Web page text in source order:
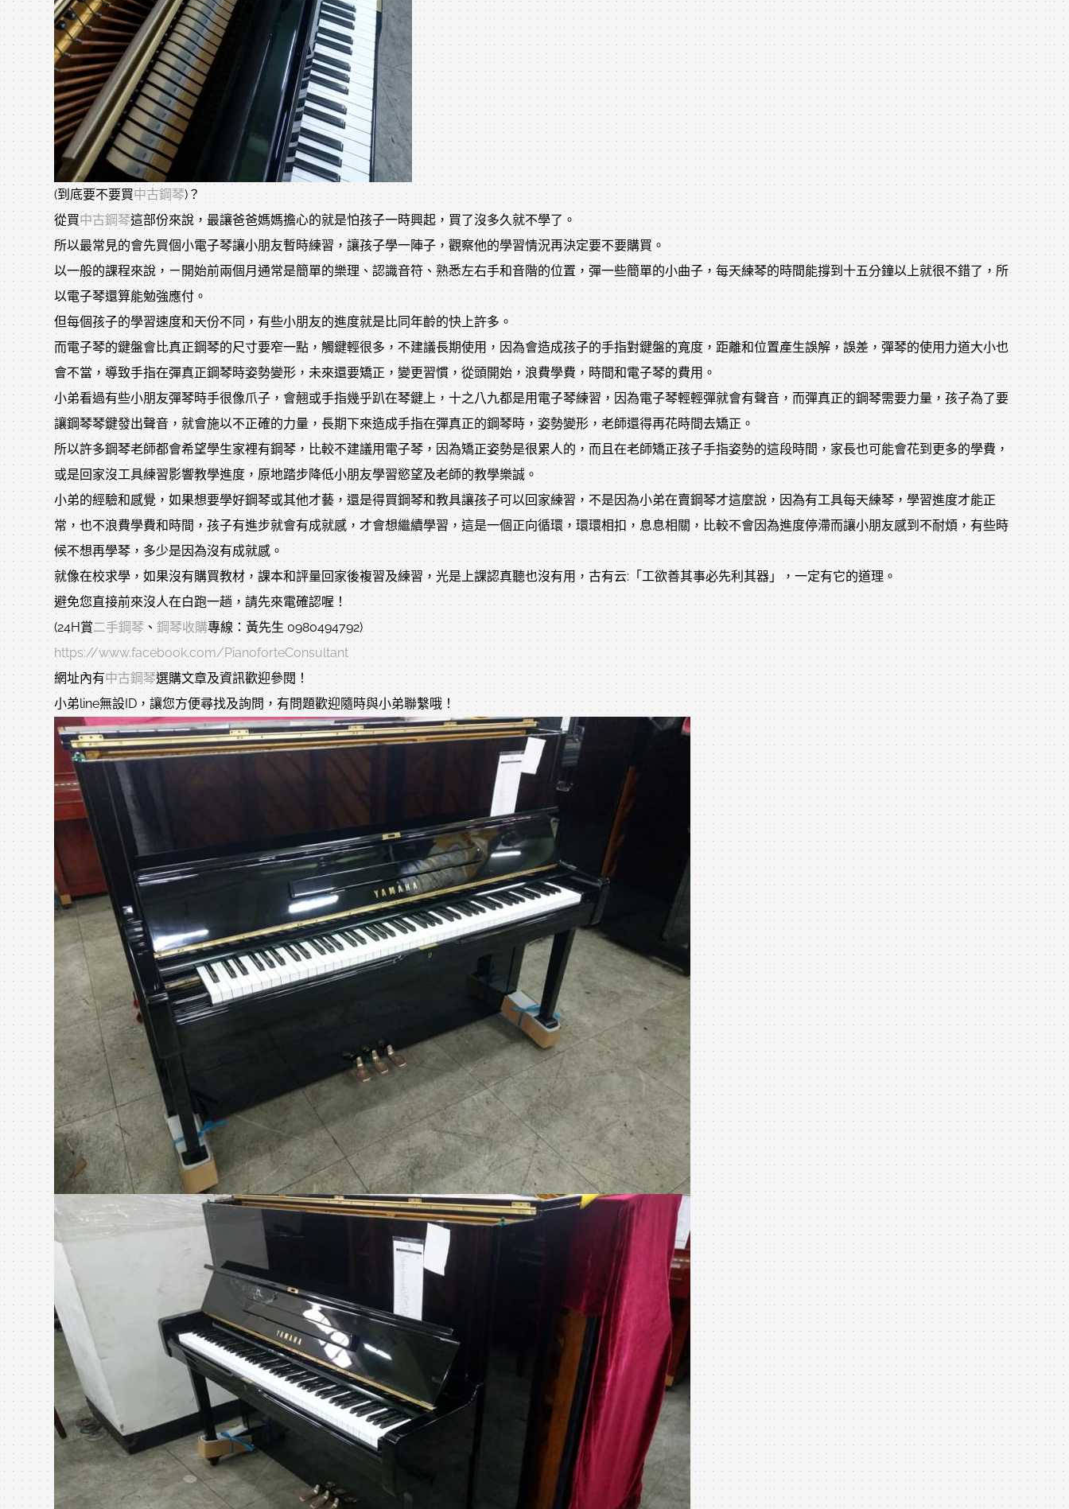
(到底要不要買中古鋼琴)？
從買中古鋼琴這部份來說，最讓爸爸媽媽擔心的就是怕孩子一時興起，買了沒多久就不學了。
所以最常見的會先買個小電子琴讓小朋友暫時練習，讓孩子學一陣子，觀察他的學習情況再決定要不要購買。
以一般的課程來說，ㄧ開始前兩個月通常是簡單的樂理、認識音符、熟悉左右手和音階的位置，彈一些簡單的小曲子，每天練琴的時間能撐到十五分鐘以上就很不錯了，所
以電子琴還算能勉強應付。
但每個孩子的學習速度和天份不同，有些小朋友的進度就是比同年齡的快上許多。
而電子琴的鍵盤會比真正鋼琴的尺寸要窄一點，觸鍵輕很多，不建議長期使用，因為會造成孩子的手指對鍵盤的寬度，距離和位置產生誤解，誤差，彈琴的使用力道大小也
會不當，導致手指在彈真正鋼琴時姿勢變形，未來還要矯正，變更習慣，從頭開始，浪費學費，時間和電子琴的費用。
小弟看過有些小朋友彈琴時手很像爪子，會翹或手指幾乎趴在琴鍵上，十之八九都是用電子琴練習，因為電子琴輕輕彈就會有聲音，而彈真正的鋼琴需要力量，孩子為了要
讓鋼琴琴鍵發出聲音，就會施以不正確的力量，長期下來造成手指在彈真正的鋼琴時，姿勢變形，老師還得再花時間去矯正。
所以許多鋼琴老師都會希望學生家裡有鋼琴，比較不建議用電子琴，因為矯正姿勢是很累人的，而且在老師矯正孩子手指姿勢的這段時間，家長也可能會花到更多的學費，
或是回家沒工具練習影響教學進度，原地踏步降低小朋友學習慾望及老師的教學樂誠。
小弟的經驗和感覺，如果想要學好鋼琴或其他才藝，還是得買鋼琴和教具讓孩子可以回家練習，不是因為小弟在賣鋼琴才這麼說，因為有工具每天練琴，學習進度才能正
常，也不浪費學費和時間，孩子有進步就會有成就感，才會想繼續學習，這是一個正向循環，環環相扣，息息相關，比較不會因為進度停滯而讓小朋友感到不耐煩，有些時
候不想再學琴，多少是因為沒有成就感。
就像在校求學，如果沒有購買教材，課本和評量回家後複習及練習，光是上課認真聽也沒有用，古有云:「工欲善其事必先利其器」，一定有它的道理。
避免您直接前來沒人在白跑一趟，請先來電確認喔！
(24H賞二手鋼琴、 鋼琴收購專線：黃先生 0980494792)
https://www.facebook.com/PianoforteConsultant
網址內有中古鋼琴選購文章及資訊歡迎參閱！
小弟line無設ID，讓您方便尋找及詢問，有問題歡迎隨時與小弟聯繫哦！